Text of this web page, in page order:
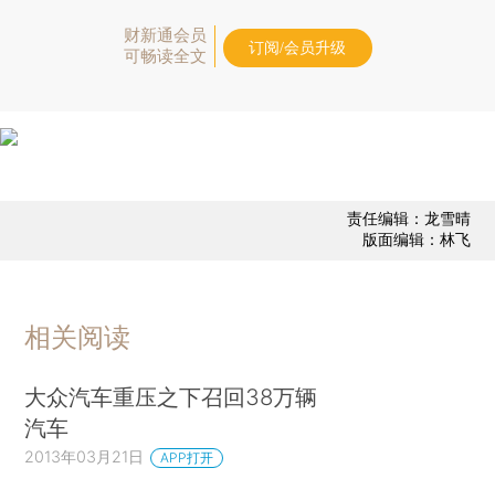
财新通会员
可畅读全文
订阅/会员升级
责任编辑：龙雪晴
版面编辑：林飞
相关阅读
大众汽车重压之下召回38万辆
汽车
2013年03月21日 APP打开